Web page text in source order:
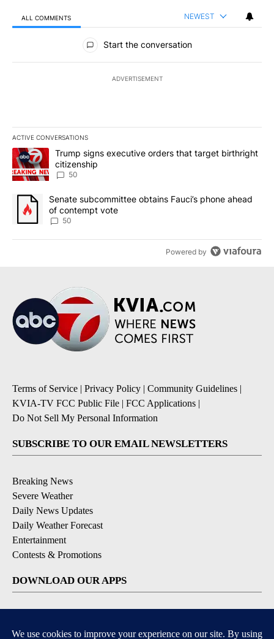
ALL COMMENTS NEWEST
All Comments
Start the conversation
ADVERTISEMENT
ACTIVE CONVERSATIONS
The following is a list of the most commented articles in the last
A trending article titled "Trump signs executive orders that
Trump signs executive orders that target birthright
citizenship
50
A trending article titled "Senate subcommittee obtains Fauci’s
Senate subcommittee obtains Fauci’s phone ahead
of contempt vote
50
Powered by
Terms of Service | Privacy Policy | Community Guidelines |
KVIA-TV FCC Public File | FCC Applications |
Do Not Sell My Personal Information
SUBSCRIBE TO OUR EMAIL NEWSLETTERS
Breaking News
Severe Weather
Daily News Updates
Daily Weather Forecast
Entertainment
Contests & Promotions
DOWNLOAD OUR APPS